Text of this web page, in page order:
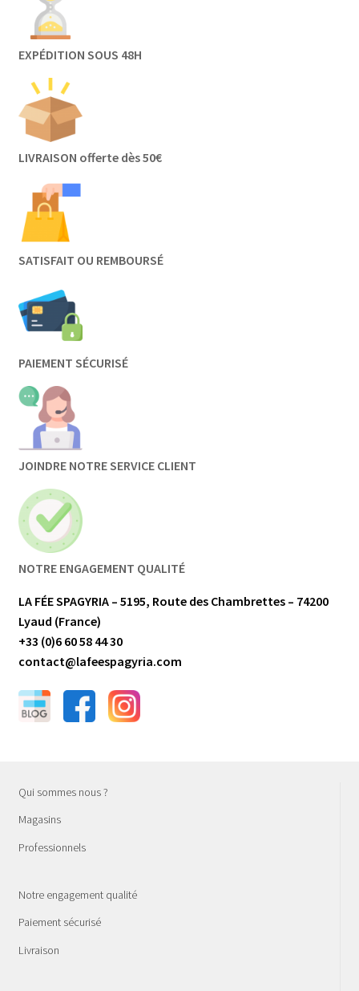
EXPÉDITION SOUS 48H
LIVRAISON offerte dès 50€
SATISFAIT OU REMBOURSÉ
PAIEMENT SÉCURISÉ
JOINDRE NOTRE SERVICE CLIENT
NOTRE ENGAGEMENT QUALITÉ
LA FÉE SPAGYRIA – 5195, Route des Chambrettes – 74200
Lyaud (France)
+33 (0)6 60 58 44 30
contact@lafeespagyria.com
Qui sommes nous ?
Magasins
Professionnels
Notre engagement qualité
Paiement sécurisé
Livraison